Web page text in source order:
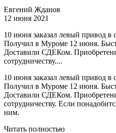
Евгений Жданов
12 июня 2021
10 июня заказал левый привод в
Получил в Муроме 12 июня.
Доставили СДЕКом.
сотрудничеству....
10 июня заказал левый привод в
Получил в Муроме 12 июня.
Доставили СДЕКом.
сотрудничеству. Если
ним.
Читать полностью